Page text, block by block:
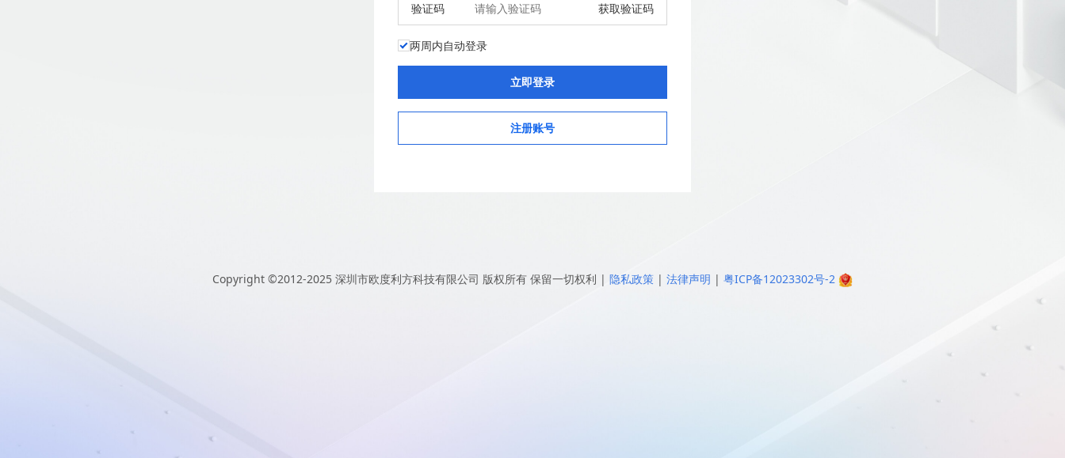
验证码 获取验证码
两周内自动登录
注册账号
Copyright ©2012-2025 深圳市欧度利方科技有限公司 版权所有 保留一切权利 | 隐私政策 | 法律声明 | 粤ICP备12023302号-2